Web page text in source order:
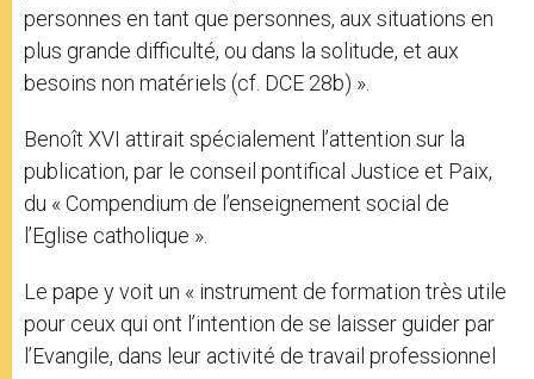
personnes en tant que personnes, aux situations en
plus grande difficulté, ou dans la solitude, et aux
besoins non matériels (cf. DCE 28b) ».
Benoît XVI attirait spécialement l’attention sur la
publication, par le conseil pontifical Justice et Paix,
du « Compendium de l’enseignement social de
l’Eglise catholique ».
Le pape y voit un « instrument de formation très utile
pour ceux qui ont l’intention de se laisser guider par
l’Evangile, dans leur activité de travail professionnel